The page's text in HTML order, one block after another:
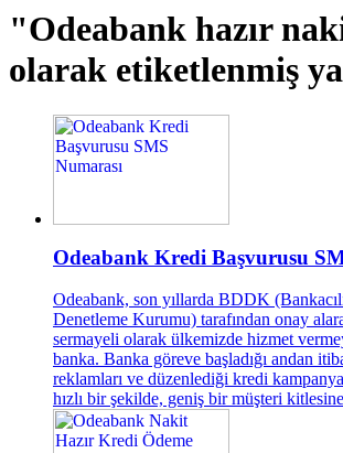
"Odeabank hazır
olarak etiketlenmiş
Odeabank Kredi Başvurusu
Odeabank, son yıllarda BDDK
Denetleme Kurumu) tarafından onay
sermayeli olarak ülkemizde hizmet
banka. Banka göreve başladığı andan
reklamları ve düzenlediği kredi
hızlı bir şekilde, geniş bir müşteri